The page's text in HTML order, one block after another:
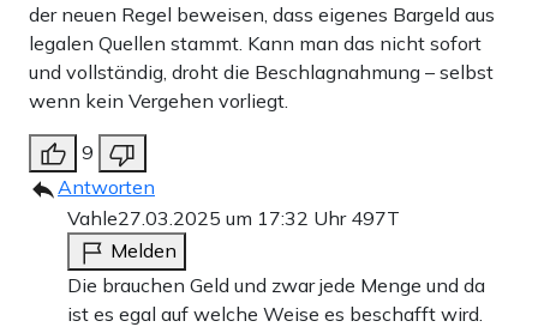
der neuen Regel beweisen, dass eigenes Bargeld aus
legalen Quellen stammt. Kann man das nicht sofort
und vollständig, droht die Beschlagnahmung – selbst
wenn kein Vergehen vorliegt.
9
Antworten
Vahle27.03.2025 um 17:32 Uhr 497T
Melden
Die brauchen Geld und zwar jede Menge und da
ist es egal auf welche Weise es beschafft wird.